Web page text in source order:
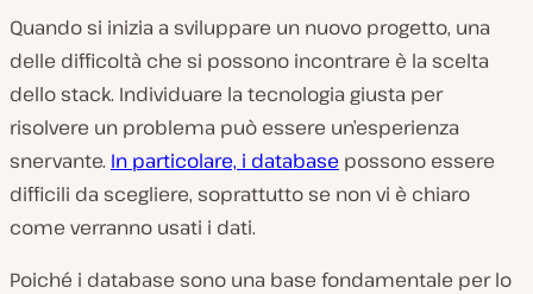
Quando si inizia a sviluppare un nuovo progetto, una
delle difficoltà che si possono incontrare è la scelta
dello stack. Individuare la tecnologia giusta per
risolvere un problema può essere un’esperienza
snervante. In particolare, i database possono essere
difficili da scegliere, soprattutto se non vi è chiaro
come verranno usati i dati.
Poiché i database sono una base fondamentale per lo